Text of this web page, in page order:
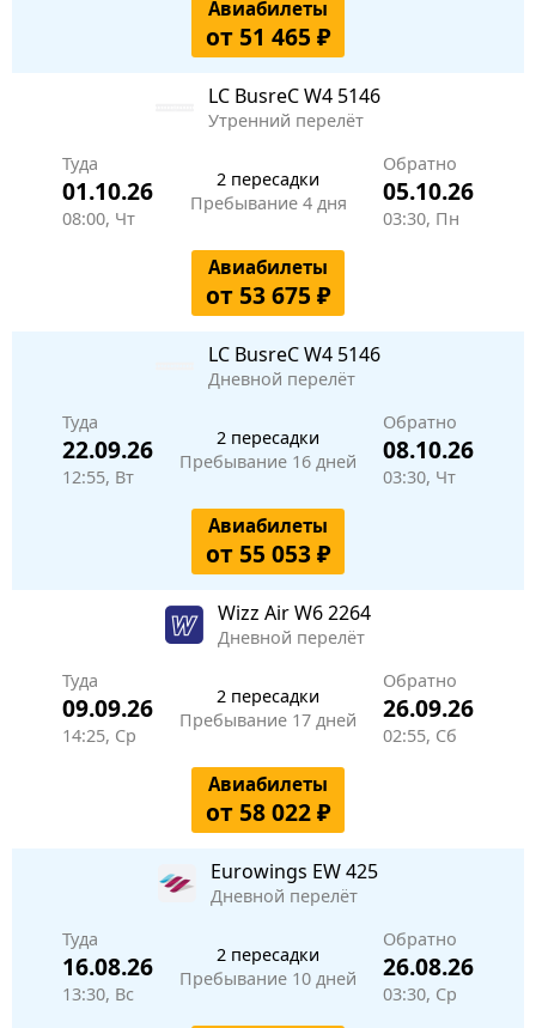
Авиабилеты
от 51 465 ₽
LC BusreCW4 5146
Утренний перелёт
Туда
01.10.26
08:00, Чт
2 пересадки
Пребывание 4 дня
Обратно
05.10.26
03:30, Пн
Авиабилеты
от 53 675 ₽
LC BusreCW4 5146
Дневной перелёт
Туда
22.09.26
12:55, Вт
2 пересадки
Пребывание 16 дней
Обратно
08.10.26
03:30, Чт
Авиабилеты
от 55 053 ₽
Wizz AirW6 2264
Дневной перелёт
Туда
09.09.26
14:25, Ср
2 пересадки
Пребывание 17 дней
Обратно
26.09.26
02:55, Сб
Авиабилеты
от 58 022 ₽
Eurowings EW 425
Дневной перелёт
Туда
16.08.26
13:30, Вс
2 пересадки
Пребывание 10 дней
Обратно
26.08.26
03:30, Ср